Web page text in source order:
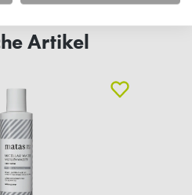
Artikel